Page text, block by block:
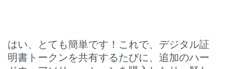
はい、とても簡単です！これで、デジタル証
明書トークンを共有するたびに、追加のハー